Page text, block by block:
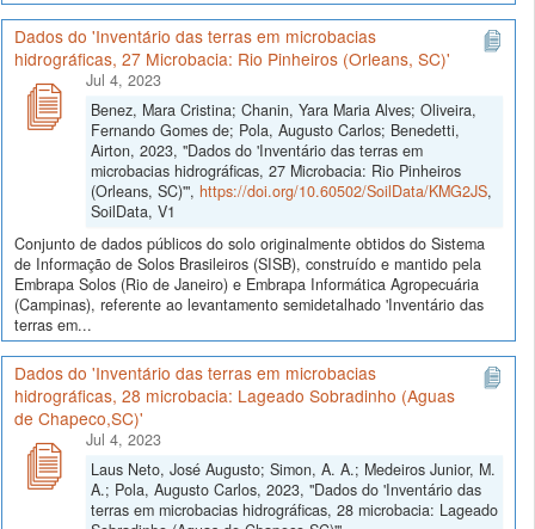
Dados do 'Inventário das terras em microbacias
hidrográficas, 27 Microbacia: Rio Pinheiros (Orleans, SC)'
Jul 4, 2023
Benez, Mara Cristina; Chanin, Yara Maria Alves; Oliveira,
Fernando Gomes de; Pola, Augusto Carlos; Benedetti,
Airton, 2023, "Dados do 'Inventário das terras em
microbacias hidrográficas, 27 Microbacia: Rio Pinheiros
(Orleans, SC)'", https://doi.org/10.60502/SoilData/KMG2JS,
SoilData, V1
Conjunto de dados públicos do solo originalmente obtidos do Sistema
de Informação de Solos Brasileiros (SISB), construído e mantido pela
Embrapa Solos (Rio de Janeiro) e Embrapa Informática Agropecuária
(Campinas), referente ao levantamento semidetalhado 'Inventário das
terras em...
Dados do 'Inventário das terras em microbacias
hidrográficas, 28 microbacia: Lageado Sobradinho (Aguas
de Chapeco,SC)'
Jul 4, 2023
Laus Neto, José Augusto; Simon, A. A.; Medeiros Junior, M.
A.; Pola, Augusto Carlos, 2023, "Dados do 'Inventário das
terras em microbacias hidrográficas, 28 microbacia: Lageado